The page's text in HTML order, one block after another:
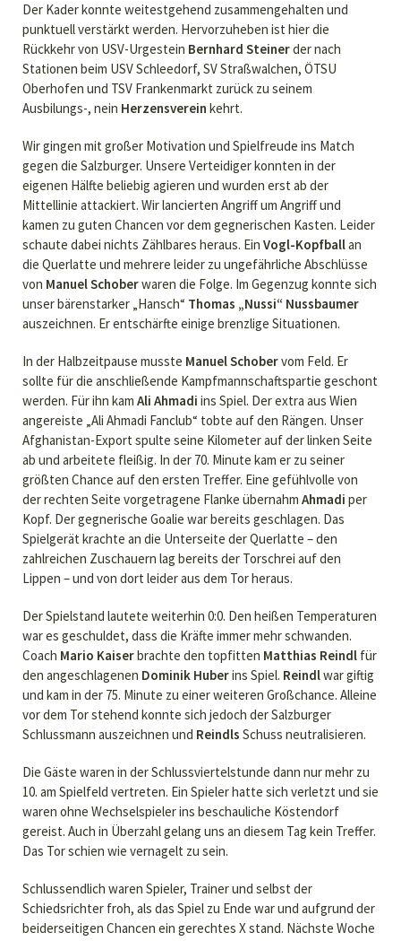
Der Kader konnte weitestgehend zusammengehalten und
punktuell verstärkt werden. Hervorzuheben ist hier die
Rückkehr von USV-Urgestein Bernhard Steinerder nach
Stationen beim USV Schleedorf, SV Straßwalchen, ÖTSU
Oberhofen und TSV Frankenmarkt zurück zu seinem
Ausbilungs-, nein Herzensverein kehrt.
Wir gingen mit großer Motivation und Spielfreude ins Match
gegen die Salzburger. Unsere Verteidiger konnten in der
eigenen Hälfte beliebig agieren und wurden erst ab der
Mittellinie attackiert. Wir lancierten Angriff um Angriff und
kamen zu guten Chancen vor dem gegnerischen Kasten. Leider
schaute dabei nichts Zählbares heraus. Ein Vogl-Kopfballan
die Querlatte und mehrere leider zu ungefährliche Abschlüsse
von Manuel Schoberwaren die Folge. Im Gegenzug konnte sich
unser bärenstarker „Hansch“ Thomas „Nussi“ Nussbaumer
auszeichnen. Er entschärfte einige brenzlige Situationen.
In der Halbzeitpause musste Manuel Schobervom Feld. Er
sollte für die anschließende Kampfmannschaftspartie geschont
werden. Für ihn kam Ali Ahmadi ins Spiel. Der extra aus Wien
angereiste „Ali Ahmadi Fanclub“ tobte auf den Rängen. Unser
Afghanistan-Export spulte seine Kilometer auf der linken Seite
ab und arbeitete fleißig. In der 70. Minute kam er zu seiner
größten Chance auf den ersten Treffer. Eine gefühlvolle von
der rechten Seite vorgetragene Flanke übernahm Ahmadi per
Kopf. Der gegnerische Goalie war bereits geschlagen. Das
Spielgerät krachte an die Unterseite der Querlatte – den
zahlreichen Zuschauern lag bereits der Torschrei auf den
Lippen – und von dort leider aus dem Tor heraus.
Der Spielstand lautete weiterhin 0:0. Den heißen Temperaturen
war es geschuldet, dass die Kräfte immer mehr schwanden.
Coach Mario Kaiserbrachte den topfitten Matthias Reindlfür
den angeschlagenen Dominik Huberins Spiel. Reindlwar giftig
und kam in der 75. Minute zu einer weiteren Großchance. Alleine
vor dem Tor stehend konnte sich jedoch der Salzburger
Schlussmann auszeichnen und Reindls Schuss neutralisieren.
Die Gäste waren in der Schlussviertelstunde dann nur mehr zu
10. am Spielfeld vertreten. Ein Spieler hatte sich verletzt und sie
waren ohne Wechselspieler ins beschauliche Köstendorf
gereist. Auch in Überzahl gelang uns an diesem Tag kein Treffer.
Das Tor schien wie vernagelt zu sein.
Schlussendlich waren Spieler, Trainer und selbst der
Schiedsrichter froh, als das Spiel zu Ende war und aufgrund der
beiderseitigen Chancen ein gerechtes X stand. Nächste Woche